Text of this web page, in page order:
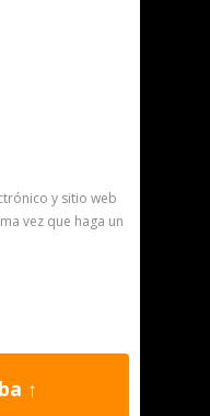
y sitio web
vez que haga un
↑